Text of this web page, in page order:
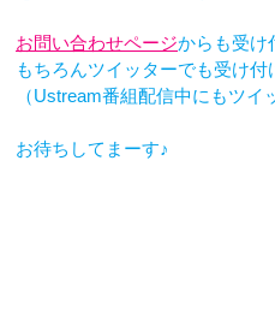
お問い合わせページからも受け
もちろんツイッターでも受け付
（Ustream番組配信中にもツ
お待ちしてまーす♪